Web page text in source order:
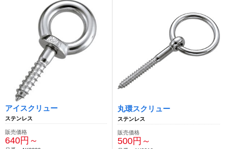
アイスクリュー
ステンレス
販売価格
640円～
丸環スクリュー
ステンレス
販売価格
500円～